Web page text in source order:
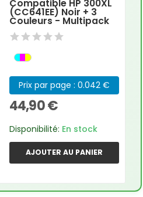
Compatible HP 300XL
(CC641EE) Noir + 3
Couleurs - Multipack
Prix par page : 0.042 €
44,90 €
Disponibilité: En stock
AJOUTER AU PANIER